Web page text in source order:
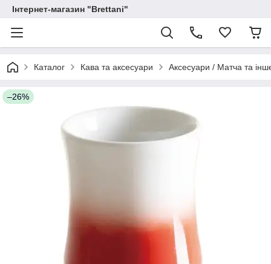
Інтернет-магазин "Brettani"
Каталог Кава та аксесуари Аксесуари / Матча та
–26%